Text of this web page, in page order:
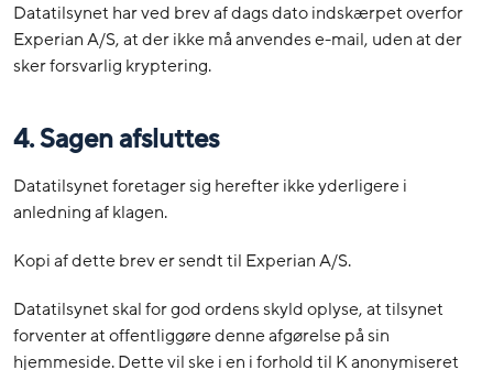
Datatilsynet har ved brev af dags dato indskærpet overfor
Experian A/S, at der ikke må anvendes e-mail, uden at der
sker forsvarlig kryptering.
4. Sagen afsluttes
Datatilsynet foretager sig herefter ikke yderligere i
anledning af klagen.
Kopi af dette brev er sendt til Experian A/S.
Datatilsynet skal for god ordens skyld oplyse, at tilsynet
forventer at offentliggøre denne afgørelse på sin
hjemmeside. Dette vil ske i en i forhold til K anonymiseret